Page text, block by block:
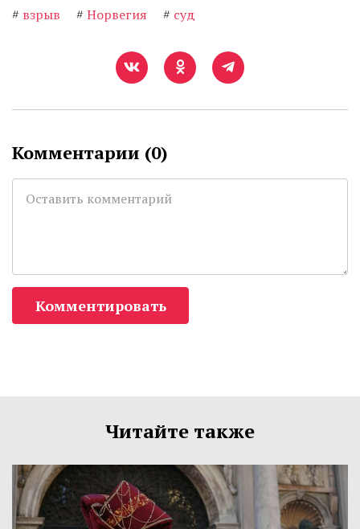
# взрыв # Норвегия # суд
Комментарии (0)
Комментировать
Читайте также